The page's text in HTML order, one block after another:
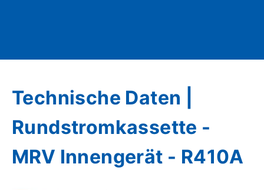
Technische Daten |
Rundstromkassette -
MRV Innengerät - R410A